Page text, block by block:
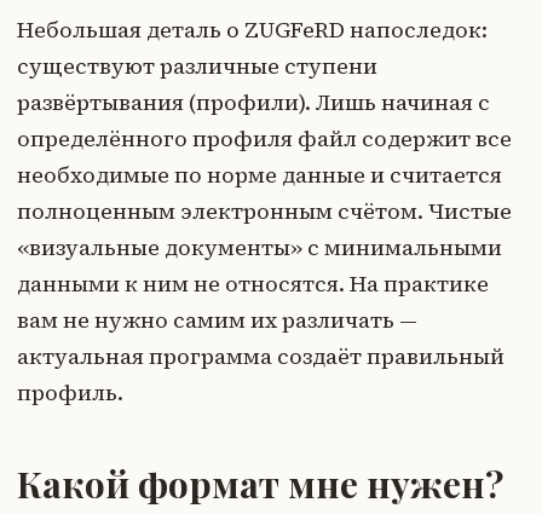
Небольшая деталь о ZUGFeRD напоследок:
существуют различные ступени
развёртывания (профили). Лишь начиная с
определённого профиля файл содержит все
необходимые по норме данные и считается
полноценным электронным счётом. Чистые
«визуальные документы» с минимальными
данными к ним не относятся. На практике
вам не нужно самим их различать —
актуальная программа создаёт правильный
профиль.
Какой формат мне нужен?